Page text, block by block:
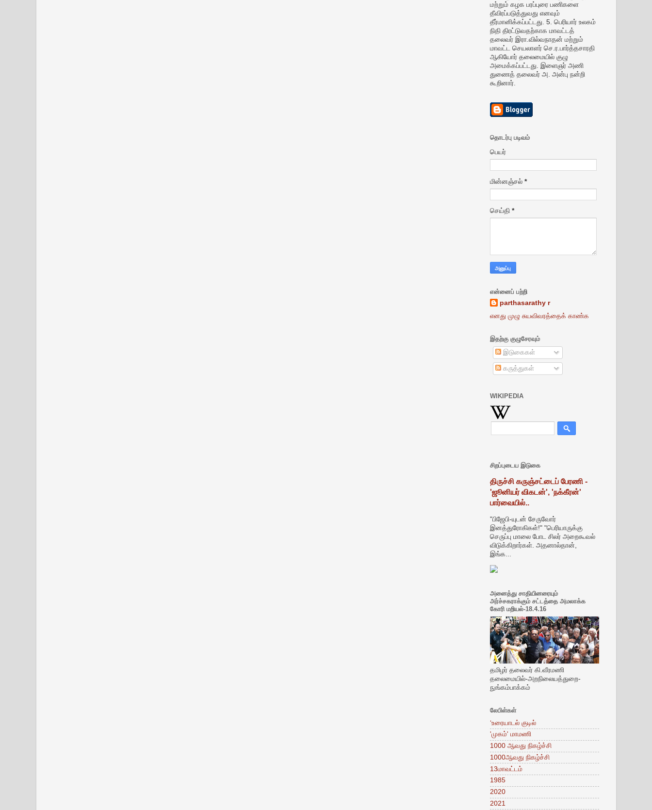
மற்றும் கழக பரப்புரை பணிகளை
தீவிரப்படுத்துவது எனவும்
தீர்மானிக்கப்பட்டது. 5. பெரியார் உலகம்
நிதி திரட்டுவதற்காக மாவட்டத்
தலைவர் இரா.வில்வநாதன் மற்றும்
மாவட்ட செயலாளர் செ.ர.பார்த்தசாரதி
ஆகியோர் தலைமையில் குழு
அமைக்கப்பட்டது. இளைஞர் அணி
துணைத் தலைவர் அ. அன்பு நன்றி
கூறினார்.
தொடர்பு படிவம்
பெயர்
மின்னஞ்சல் *
செய்தி *
என்னைப் பற்றி
parthasarathy r
எனது முழு சுயவிவரத்தைக் காண்க
இதற்கு குழுசேரவும்
இடுகைகள்
கருத்துகள்
WIKIPEDIA
சிறப்புடைய இடுகை
திருச்சி கருஞ்சட்டைப் பேரணி -
'ஜூனியர் விகடன்', 'நக்கீரன்'
பார்வையில்..
"பிஜேபி-யுடன் சேருவோர்
இனத்துரோகிகள்!" "பெரியாருக்கு
செருப்பு மாலை போட சிலர் அறைகூவல்
விடுக்கிறார்கள். அதனால்தான்,
இங்க...
அனைத்து சாதியினரையும்
அர்ச்சகராக்கும் சட்டத்தை அமலாக்க
கோரி மறியல்-18.4.16
தமிழர் தலைவர் கி.வீரமணி
தலைமையில்-அறநிலையத்துறை-
நுங்கம்பாக்கம்
லேபிள்கள்
‘உரையாடல் குடில்
'முகம்' மாமணி
1000 ஆவது நிகழ்ச்சி
1000ஆவது நிகழ்ச்சி
13மாவட்டம்
1985
2020
2021